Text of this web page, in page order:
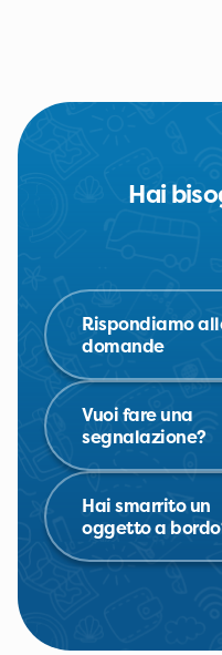
Hai
Rispondiamo
domande
Vuoi fare una
segnalazione?
Hai smarrito un
oggetto a